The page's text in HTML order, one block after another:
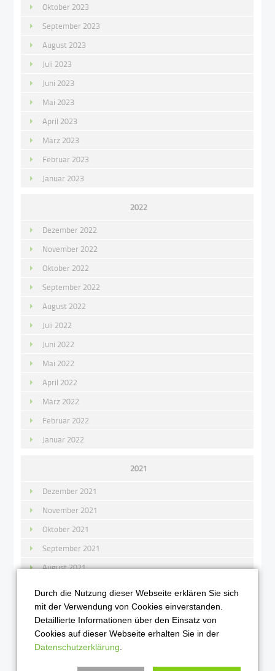
Oktober 2023
September 2023
August 2023
Juli 2023
Juni 2023
Mai 2023
April 2023
März 2023
Februar 2023
Januar 2023
2022
Dezember 2022
November 2022
Oktober 2022
September 2022
August 2022
Juli 2022
Juni 2022
Mai 2022
April 2022
März 2022
Februar 2022
Januar 2022
2021
Dezember 2021
November 2021
Oktober 2021
September 2021
August 2021
Juni 2021
Mai 2021
April 2021
Durch die Nutzung dieser Webseite erklären Sie sich
mit der Verwendung von Cookies einverstanden.
Detaillierte Informationen über den Einsatz von
Cookies auf dieser Webseite erhalten Sie in der
Datenschutzerklärung